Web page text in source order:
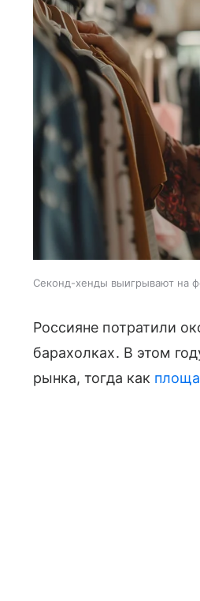
Секонд-хенды выигрывают на
Россияне потратили
барахолках. В этом
рынка, тогда как